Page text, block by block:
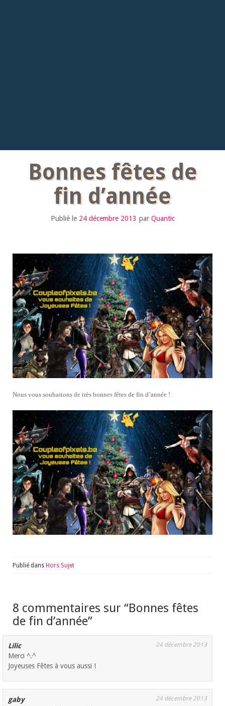
Bonnes fêtes de
fin d’année
Publié le 24 décembre 2013 par Quantic
Nous vous souhaitons de très bonnes fêtes de fin d’année !
Publié dans Hors Sujet
8 commentaires sur “Bonnes fêtes
de fin d’année”
Lilic 24 décembre 2013
Merci ^.^
Joyeuses Fêtes à vous aussi !
gaby 24 décembre 2013